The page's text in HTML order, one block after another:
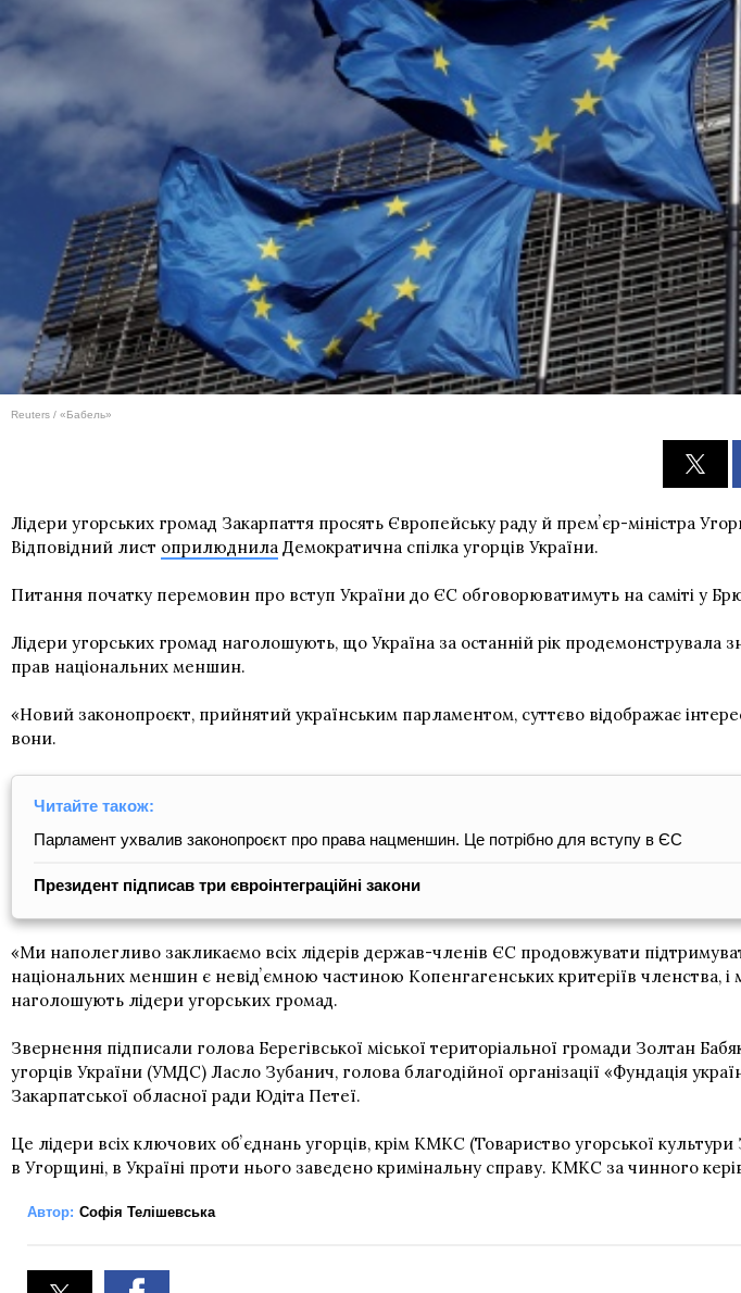
Reuters / «Бабель»
Лідери угорських громад Закарпаття просять Європейську раду й премʼєр-міністра
Відповідний лист оприлюднила Демократична спілка угорців України.
Питання початку перемовин про вступ України до ЄС обговорюватимуть на саміті у
Лідери угорських громад наголошують, що Україна за останній рік
прав національних меншин.
«Новий законопроєкт, прийнятий українським парламентом, суттєво відображає
вони.
Читайте також:
Парламент ухвалив законопроєкт про права нацменшин. Це потрібно для вступу в ЄС
Президент підписав три євроінтеграційні закони
«Ми наполегливо закликаємо всіх лідерів держав-членів ЄС продовжувати
національних меншин є невідʼємною частиною Копенгагенських критеріїв членства,
наголошують лідери угорських громад.
Звернення підписали голова Берегівської міської територіальної громади Золтан
угорців України (УМДС) Ласло Зубанич, голова благодійної організації «Фундація
Закарпатської обласної ради Юдіта Петеї.
Це лідери всіх ключових обʼєднань угорців, крім КМКС (Товариство угорської
в Угорщині, в Україні проти нього заведено кримінальну справу. КМКС за чинного
Автор: Софія Телішевська